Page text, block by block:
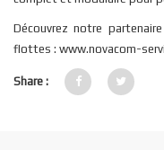
Découvrez notre
flottes : www.novacom-
Share :